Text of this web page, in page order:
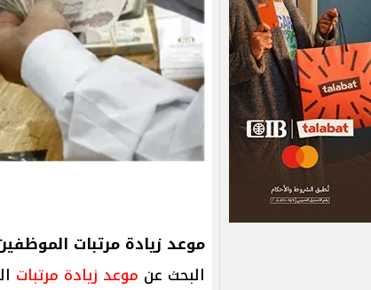
موعد زيادة مرتبات
البحث عن موعد زيادة مرتبات